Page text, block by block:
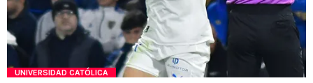
UNIVERSIDAD CATÓLICA